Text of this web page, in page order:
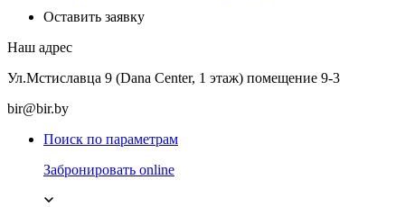
Оставить заявку
Наш адрес
Ул.Мстиславца 9 (Dana Center, 1 этаж) помещение 9-3
bir@bir.by
Поиск по параметрам
Забронировать online